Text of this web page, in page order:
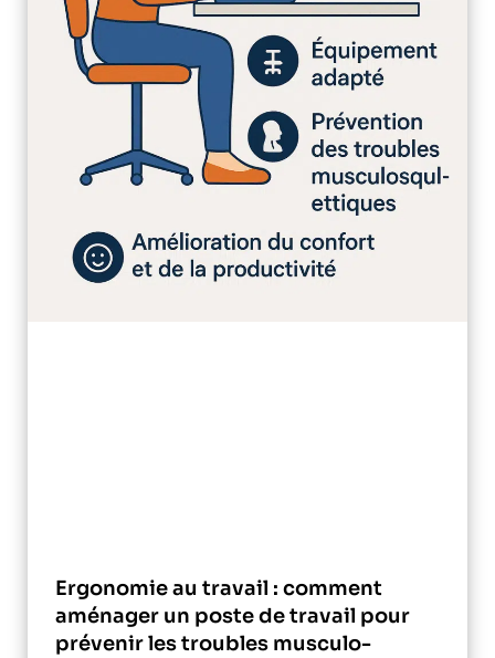
Ergonomie au travail : comment
aménager un poste de travail pour
prévenir les troubles musculo-